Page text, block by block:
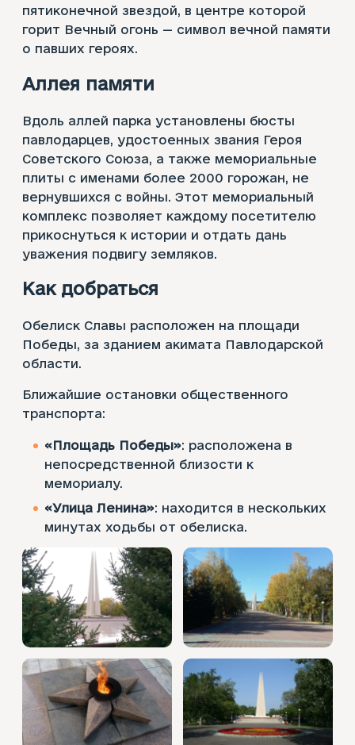
пятиконечной звездой, в центре которой
горит Вечный огонь — символ вечной памяти
о павших героях.
Аллея памяти
Вдоль аллей парка установлены бюсты
павлодарцев, удостоенных звания Героя
Советского Союза, а также мемориальные
плиты с именами более 2000 горожан, не
вернувшихся с войны. Этот мемориальный
комплекс позволяет каждому посетителю
прикоснуться к истории и отдать дань
уважения подвигу земляков.
Как добраться
Обелиск Славы расположен на площади
Победы, за зданием акимата Павлодарской
области.
Ближайшие остановки общественного
транспорта:
«Площадь Победы»: расположена в
непосредственной близости к
мемориалу.
«Улица Ленина»: находится в нескольких
минутах ходьбы от обелиска.